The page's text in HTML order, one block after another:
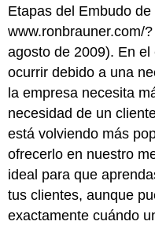
Etapas del Embudo de
www.ronbrauner.com/
agosto de 2009). En
ocurrir debido a una
la empresa necesita
necesidad de un
está volviendo más
ofrecerlo en nuestro
ideal para que
tus clientes, aunque
exactamente cuándo